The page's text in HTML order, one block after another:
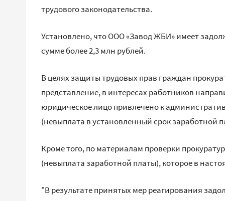
трудового законодательства.
Установлено, что ООО «Завод ЖБИ» имеет
сумме более 2,3 млн рублей.
В целях защиты трудовых прав граждан
представление, в интересах работников
юридическое лицо привлечено к
(невыплата в установленный срок заработной
Кроме того, по материалам проверки
(невыплата заработной платы), которое в
"В результате принятых мер реагирования